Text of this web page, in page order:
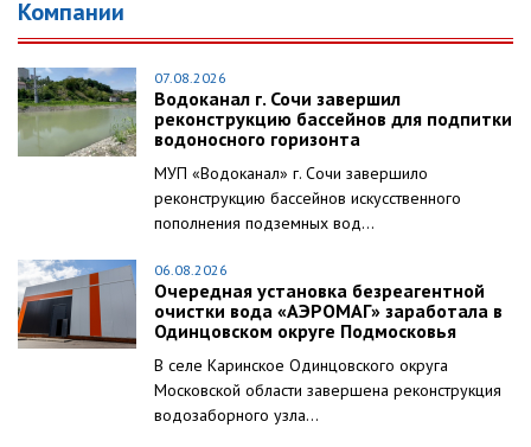
Компании
07.08.2026
Водоканал г. Сочи завершил
реконструкцию бассейнов для подпитки
водоносного горизонта
МУП «Водоканал» г. Сочи завершило
реконструкцию бассейнов искусственного
пополнения подземных вод...
06.08.2026
Очередная установка безреагентной
очистки вода «АЭРОМАГ» заработала в
Одинцовском округе Подмосковья
В селе Каринское Одинцовского округа
Московской области завершена реконструкция
водозаборного узла...